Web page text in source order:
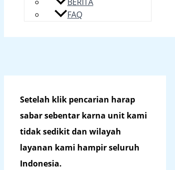
FAQ
Setelah klik pencarian harap
sabar sebentar karna unit kami
tidak sedikit dan wilayah
layanan kami hampir seluruh
Indonesia.